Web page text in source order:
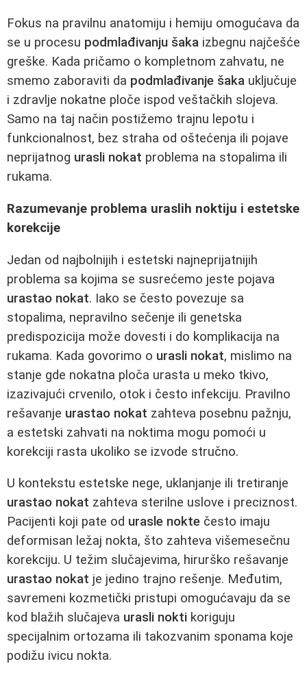
Fokus na pravilnu anatomiju i hemiju omogućava da
se u procesu podmlađivanju šaka izbegnu najčešće
greške. Kada pričamo o kompletnom zahvatu, ne
smemo zaboraviti da podmlađivanje šaka uključuje
i zdravlje nokatne ploče ispod veštačkih slojeva.
Samo na taj način postižemo trajnu lepotu i
funkcionalnost, bez straha od oštećenja ili pojave
neprijatnog urasli nokat problema na stopalima ili
rukama.
Razumevanje problema uraslih noktiju i estetske
korekcije
Jedan od najbolnijih i estetski najneprijatnijih
problema sa kojima se susrećemo jeste pojava
urastao nokat. Iako se često povezuje sa
stopalima, nepravilno sečenje ili genetska
predispozicija može dovesti i do komplikacija na
rukama. Kada govorimo o urasli nokat, mislimo na
stanje gde nokatna ploča urasta u meko tkivo,
izazivajući crvenilo, otok i često infekciju. Pravilno
rešavanje urastao nokat zahteva posebnu pažnju,
a estetski zahvati na noktima mogu pomoći u
korekciji rasta ukoliko se izvode stručno.
U kontekstu estetske nege, uklanjanje ili tretiranje
urastao nokat zahteva sterilne uslove i preciznost.
Pacijenti koji pate od urasle nokte često imaju
deformisan ležaj nokta, što zahteva višemesečnu
korekciju. U težim slučajevima, hirurško rešavanje
urastao nokat je jedino trajno rešenje. Međutim,
savremeni kozmetički pristupi omogućavaju da se
kod blažih slučajeva urasli nokti koriguju
specijalnim ortozama ili takozvanim sponama koje
podižu ivicu nokta.